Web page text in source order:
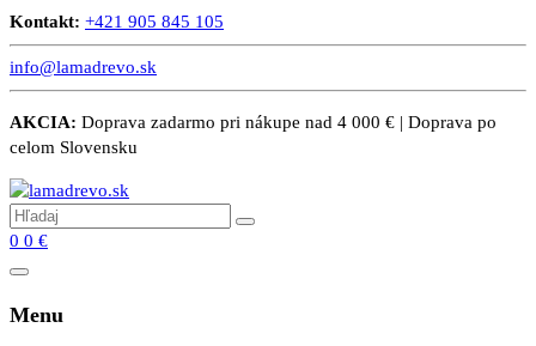
Kontakt: +421 905 845 105
info@lamadrevo.sk
AKCIA: Doprava zadarmo pri nákupe nad 4 000 € | Doprava po
celom Slovensku
0 0 €
Menu